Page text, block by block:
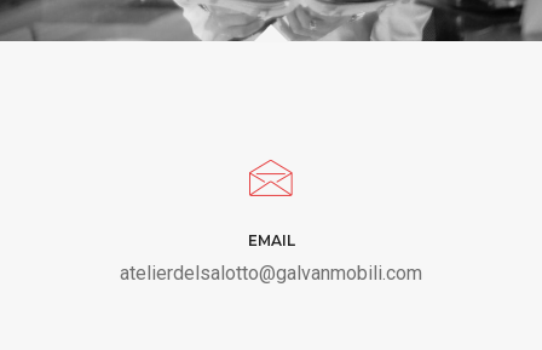
EMAIL
atelierdelsalotto@galvanmobili.com